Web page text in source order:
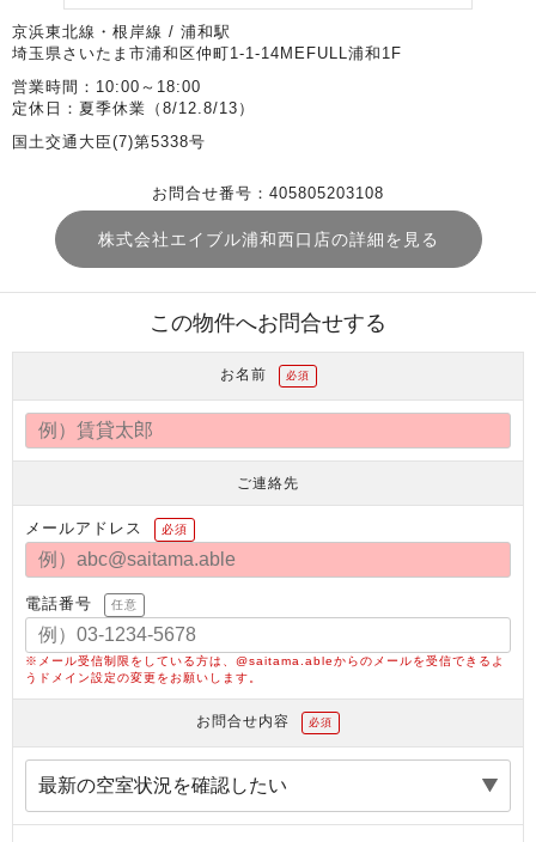
京浜東北線・根岸線 / 浦和駅
埼玉県さいたま市浦和区仲町1-1-14MEFULL浦和1F
営業時間：10:00～18:00
定休日：夏季休業（8/12.8/13）
国土交通大臣(7)第5338号
お問合せ番号：405805203108
株式会社エイブル浦和西口店の詳細を見る
この物件へお問合せする
お名前 必須
ご連絡先
メールアドレス 必須
電話番号 任意
※メール受信制限をしている方は、@saitama.ableからのメールを受信できるよ
うドメイン設定の変更をお願いします。
お問合せ内容 必須